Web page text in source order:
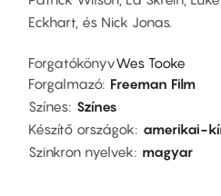
Eckhart, és Nick Jonas.
ForgatókönyvWes Tooke
Forgalmazó Freeman Film
Színes Színes
Készítő országok
amerikai-
Szinkron nyelvek
magyar